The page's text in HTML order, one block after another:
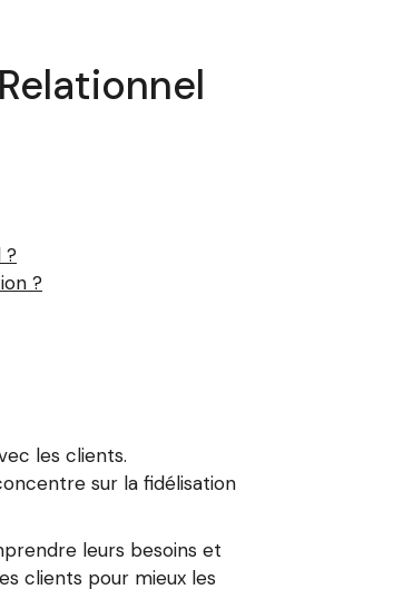
?
?
les clients.
sur la fidélisation
leurs besoins et
clients pour mieux les